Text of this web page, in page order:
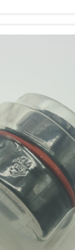
sprer seg